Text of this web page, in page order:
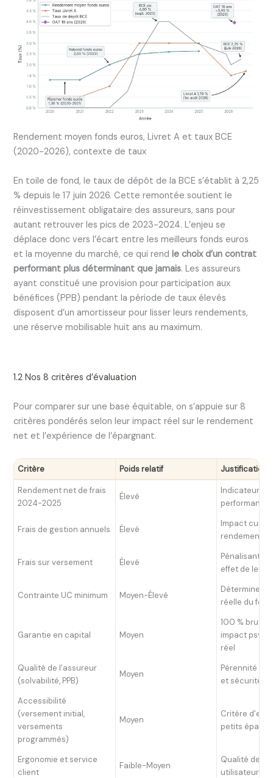
Rendement moyen fonds euros, Livret A et taux BCE
(2020-2026), contexte de taux
En toile de fond, le taux de dépôt de la BCE s’établit à 2,25
% depuis le 17 juin 2026. Cette remontée soutient le
réinvestissement obligataire des assureurs, sans pour
autant retrouver les pics de 2023-2024. L’enjeu se
déplace donc vers l’écart entre les meilleurs fonds euros
et la moyenne du marché, ce qui rendle choix d’un contrat
performant plus déterminant que jamais. Les assureurs
ayant constitué une provision pour participation aux
bénéfices (PPB) pendant la période de taux élevés
disposent d’un amortisseur pour lisser leurs rendements,
une réserve mobilisable huit ans au maximum.
1.2 Nos 8 critères d’évaluation
Pour comparer sur une base équitable, on s’appuie sur 8
critères pondérés selon leur impact réel sur le rendement
net et l’expérience de l’épargnant.
Critère Poids relatif Justification
Rendement net de frais
2024-2025
Élevé
Indicateur
performance
Frais de gestion annuels Élevé
Impact
rendement
Frais sur versement Élevé
Pénalisant
effet de
Contrainte UC minimum Moyen-Élevé
Détermine
réelle du
Garantie en capital Moyen
100 % brut
impact
réel
Qualité de l’assureur
(solvabilité, PPB)
Moyen
Pérennité du
et sécurité
Accessibilité
(versement initial,
versements
programmés)
Moyen
Critère
petits
Ergonomie et service
client
Faible-Moyen
Qualité de
utilisateur